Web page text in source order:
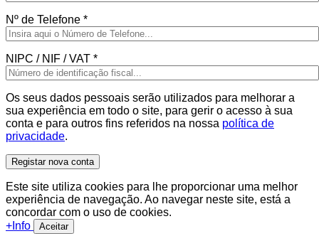
Nº de Telefone *
NIPC / NIF / VAT *
Os seus dados pessoais serão utilizados para melhorar a
sua experiência em todo o site, para gerir o acesso à sua
conta e para outros fins referidos na nossa política de
privacidade.
Registar nova conta
Este site utiliza cookies para lhe proporcionar uma melhor
experiência de navegação. Ao navegar neste site, está a
concordar com o uso de cookies.
+Info
Aceitar